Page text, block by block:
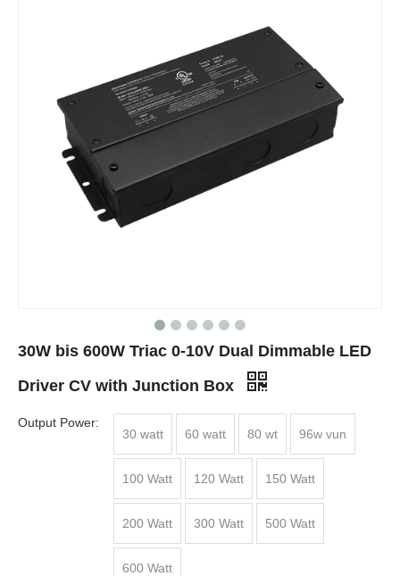
30W bis 600W Triac 0-10V Dual Dimmable LED
Driver CV with Junction Box
Output Power:
30 watt
60 watt 80 wt 96w vun
100 Watt 120 Watt 150 Watt
200 Watt 300 Watt 500 Watt
600 Watt